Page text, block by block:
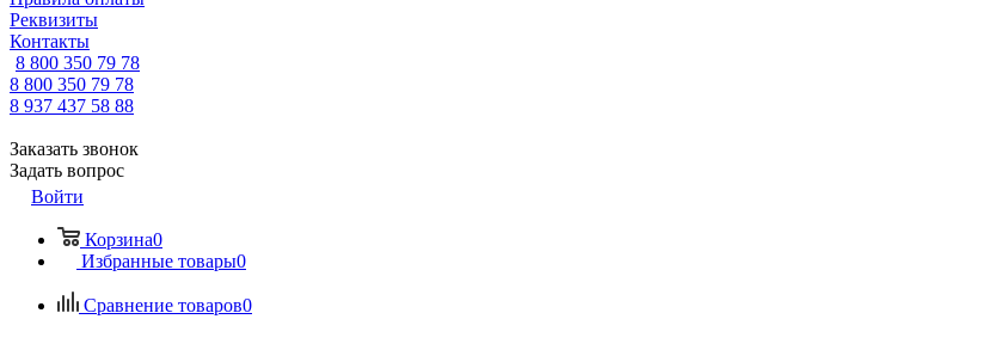
Реквизиты
Контакты
8 800 350 79 78
8 800 350 79 78
8 937 437 58 88
Заказать звонок
Задать вопрос
Войти
Корзина0
Избранные товары0
Сравнение товаров0